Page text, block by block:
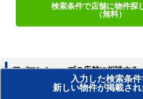
検索条件で店舗に物件探
（無料）
入力した検索条
新しい物件が掲載され
アパマンショップの店舗に相談する
賃貸のプロがお部屋探し！